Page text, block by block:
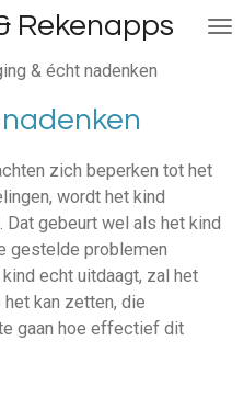
Rekenapps
& écht nadenken
zich beperken tot het
wordt het kind
Dat gebeurt wel als het kind
gestelde problemen
echt uitdaagt, zal het
kan zetten, die
gaan hoe effectief dit